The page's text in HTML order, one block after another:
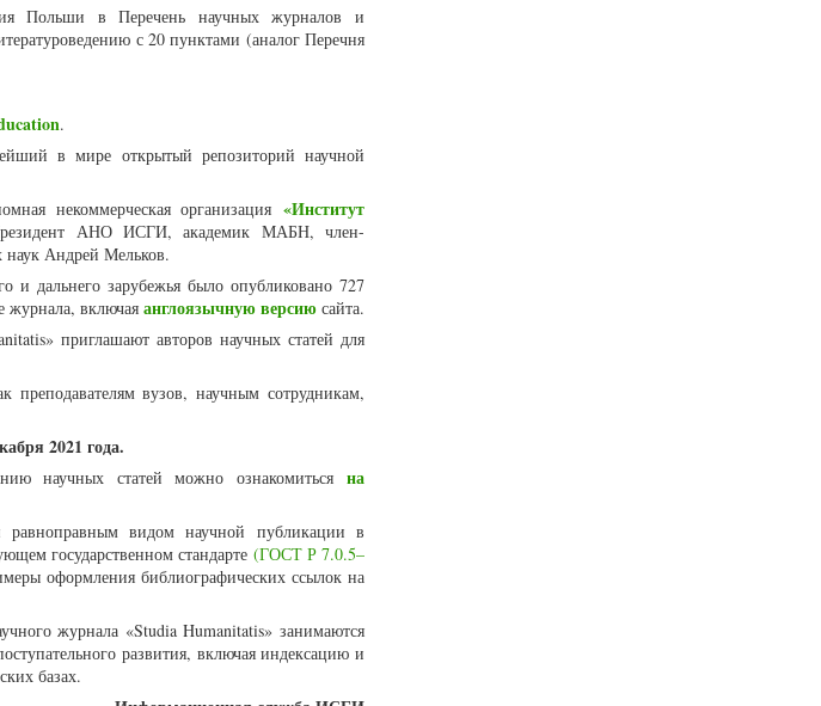
Польши в Перечень научных журналов и
с 20 пунктами (аналог Перечня
.
в мире открытый репозиторий научной
некоммерческая организация «Институт
АНО ИСГИ, академик МАБН, член-
наук Андрей Мельков.
и дальнего зарубежья было опубликовано 727
журнала, включая англоязычную версию сайта.
приглашают авторов научных статей для
преподавателям вузов, научным сотрудникам,
2021 года.
научных статей можно ознакомиться на
равноправным видом научной публикации в
государственном стандарте (ГОСТ Р 7.0.5–
оформления библиографических ссылок на
журнала «Studia Humanitatis» занимаются
развития, включая индексацию и
базах.